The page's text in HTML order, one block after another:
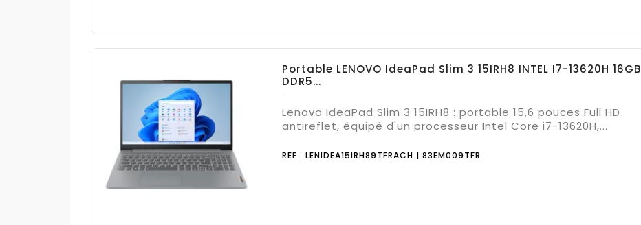
Portable LENOVO IdeaPad Slim 3 15IRH8 INTEL I7-13620H 16GB
DDR5...
Lenovo IdeaPad Slim 3 15IRH8 : portable 15,6 pouces Full HD
antireflet, équipé d'un processeur Intel Core i7-13620H,...
REF : LENIDEA15IRH89TFRACH | 83EM009TFR